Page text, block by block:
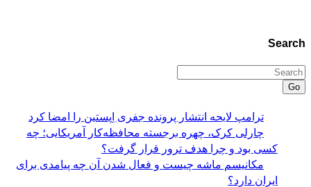
Search
Go
ترامپ لایحه انتشار پرونده جفری اِپستین را امضا کرد
چارلی کرک، چهره برجسته محافظه‌کار آمریکایی؛ چه
کسی بود و چرا هدف ترور قرار گرفت؟
مکانیسم ماشه چیست و فعال شدن آن چه پیامدی برای
ایران دارد؟